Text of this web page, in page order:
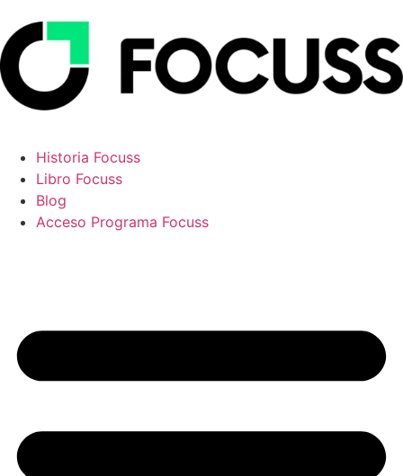
Historia Focuss
Libro Focuss
Blog
Acceso Programa Focuss